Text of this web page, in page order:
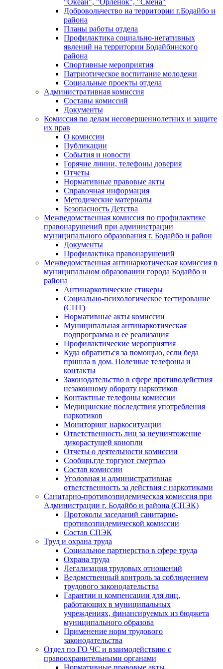
"Океан", "Орленок", "Смена"
Добровольчество на территории г.Бодайбо и
района
Планы работы отдела
Профилактика социально-негативных
явлений на территории Бодайбинского
района
Спортивные мероприятия
Патриотическое воспитание молодежи
Социальные проекты отдела
Административная комиссия
Составы комиссий
Документы
Комиссия по делам несовершеннолетних и защите
их прав
О комиссии
Публикации
События и новости
Горячие линии, телефоны доверия
Отчеты
Нормативные правовые акты
Справочная информация
Методические материалы
Безопасность Детства
Межведомственная комиссия по профилактике
правонарушений при администрации
муниципального образования г. Бодайбо и район
Документы
Профилактика правонарушений
Межведомственная антинаркотическая комиссия в
муниципальном образовании города Бодайбо и
района
Антинаркотические стикеры
Социально-психологическое тестирование
(СПТ)
Нормативные акты комиссии
Муниципальная антинаркотическая
подпрограмма и ее реализация
Профилактические мероприятия
Куда обратиться за помощью, если беда
пришла в дом. Полезные телефоны и
контакты
Законодательство в сфере противодействия
незаконному обороту наркотиков
Контактные телефоны комиссии
Медицинские последствия употребления
наркотиков
Мониторинг наркоситуации
Ответственность лиц за неуничтожение
дикорастущей конопли
Отчеты о деятельности комиссии
Сообщи,где торгуют смертью
Состав комиссии
Уголовная и административная
ответственность за действия с наркотиками
Санитарно-противоэпидемическая комиссия при
Администрации г. Бодайбо и района (СПЭК)
Протоколы заседаний санитарно-
противоэпидемической комиссии
Состав СПЭК
Труд и охрана труда
Социальное партнерство в сфере труда
Охрана труда
Легализация трудовых отношений
Ведомственный контроль за соблюдением
трудового законодательства
Гарантии и компенсации для лиц,
работающих в муниципальных
учреждениях, финансируемых из бюджета
муниципального образова
Применение норм трудового
законодательства
Отдел по ГО ЧС и взаимодействию с
правоохранительными органами
Нормативные правовые акты